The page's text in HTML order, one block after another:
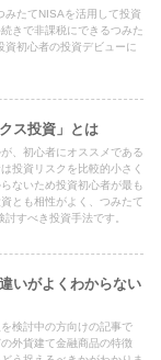
みたてNISAを活用して投資
きで非課税にできるつみた
初心者の投資デビューに
ス投資」とは
、初心者にオススメである
投資リスクを比較的小さく
ないため投資初心者が最も
とも相性がよく、つみたて
すべき投資手法です。
いがよくわからない
検討中の方向けの記事で
外貨建て金融商品の特徴